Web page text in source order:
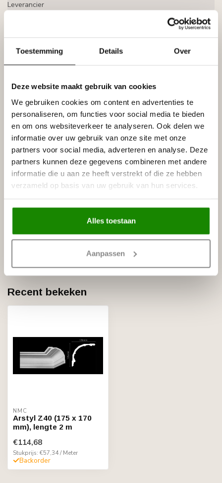
Toestemming Details Over
Deze website maakt gebruik van cookies
We gebruiken cookies om content en advertenties te
personaliseren, om functies voor social media te bieden
en om ons websiteverkeer te analyseren. Ook delen we
informatie over uw gebruik van onze site met onze
partners voor social media, adverteren en analyse. Deze
partners kunnen deze gegevens combineren met andere
informatie die u aan ze heeft verstrekt of die ze hebben
verzameld op basis van uw gebruik van hun services.
Alles toestaan
Aanpassen
Leverancier
Gerelateerde producten
NMC
NMC Adefix lijmkoker 310 ml
Op voorraad
NMC Verstekbak ART DECO
Op voorraad
€132,00
NMC Polyurethaan/HDPS Zaag
Op voorraad
NMC Adefix PLUS lijmkoker 290
Recent bekeken
NMC
Arstyl Z40 (175 x 170
mm), lengte 2 m
€114,68
Stukprijs: €57,34 / Meter
Backorder